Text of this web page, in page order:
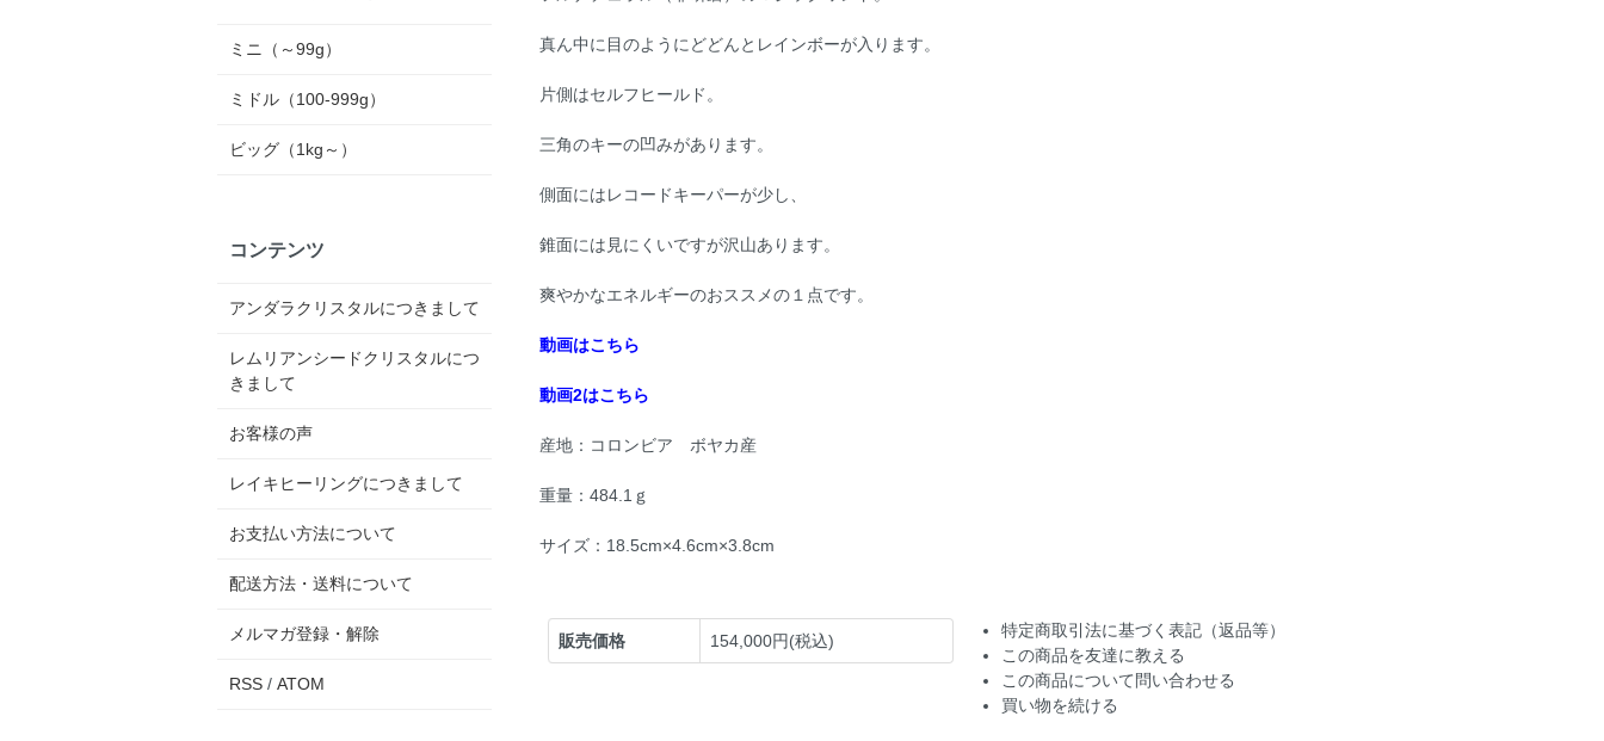
真ん中に目のようにどどんとレインボーが入ります。
片側はセルフヒールド。
三角のキーの凹みがあります。
側面にはレコードキーパーが少し、
錐面には見にくいですが沢山あります。
爽やかなエネルギーのおススメの１点です。
動画はこちら
動画2はこちら
産地：コロンビア ボヤカ産
重量：484.1ｇ
サイズ：18.5cm×4.6cm×3.8cm
販売価格 154,000円(税込)
特定商取引法に基づく表記（返品等）
この商品を友達に教える
この商品について問い合わせる
買い物を続ける
ミニ（～99g）
ミドル（100-999g）
ビッグ（1kg～）
コンテンツ
アンダラクリスタルにつきまして
レムリアンシードクリスタルにつ
きまして
お客様の声
レイキヒーリングにつきまして
お支払い方法について
配送方法・送料について
メルマガ登録・解除
RSS / ATOM